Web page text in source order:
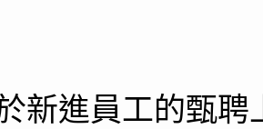
進員工的甄聘